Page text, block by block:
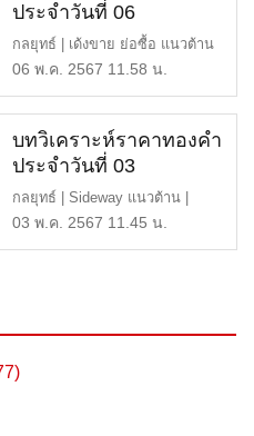
ประจำวันที่ 06
พฤษภาคม 2567
กลยุทธ์ | เด้งขาย ย่อซื้อ แนวต้าน
| $2,350 หรือ 40,6 […]
06 พ.ค. 2567 11.58 น.
บทวิเคราะห์ราคาทองคำ
ประจำวันที่ 03
พฤษภาคม 2567
กลยุทธ์ | Sideway แนวต้าน |
$2,350 หรือ 40,600 บาท […]
03 พ.ค. 2567 11.45 น.